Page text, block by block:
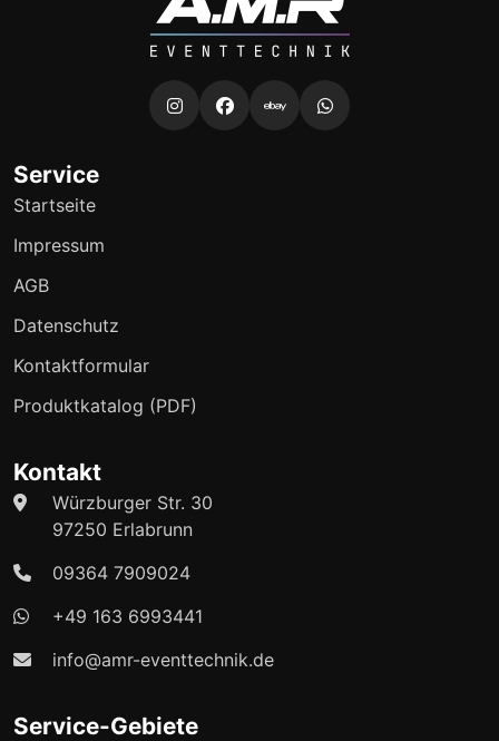
Service
Startseite
Impressum
AGB
Datenschutz
Kontaktformular
Produktkatalog (PDF)
Kontakt
Würzburger Str. 30
97250 Erlabrunn
09364 7909024
+49 163 6993441
info@amr-eventtechnik.de
Service-Gebiete